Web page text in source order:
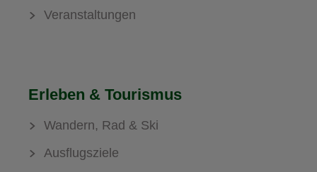
Veranstaltungen
Erleben & Tourismus
Wandern, Rad & Ski
Ausflugsziele